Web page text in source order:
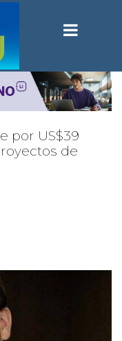
por US$39
de